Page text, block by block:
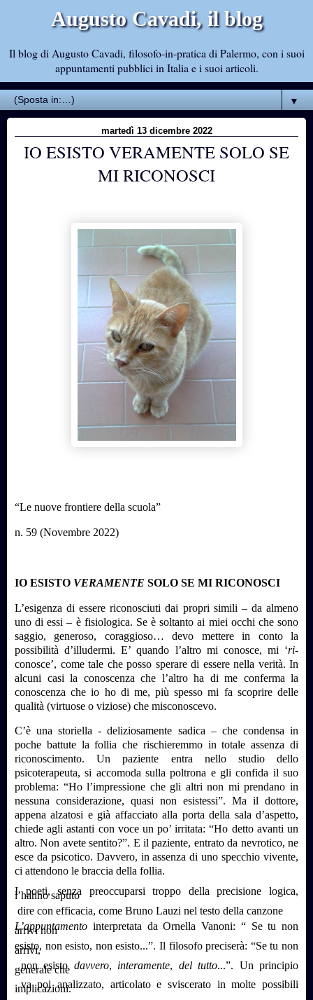
Augusto Cavadi, il blog
Il blog di Augusto Cavadi, filosofo-in-pratica di Palermo, con i suoi
appuntamenti pubblici in Italia e i suoi articoli.
▼
martedì 13 dicembre 2022
IO ESISTO VERAMENTE SOLO SE
MI RICONOSCI
“Le nuove frontiere della scuola”
n. 59 (Novembre 2022)
IO ESISTO VERAMENTE SOLO SE MI RICONOSCI
L’esigenza di essere riconosciuti dai propri simili – da almeno
uno di essi – è fisiologica. Se è soltanto ai miei occhi che sono
saggio, generoso, coraggioso… devo mettere in conto la
possibilità d’illudermi. E’ quando l’altro mi conosce, mi ‘ri-
conosce’, come tale che posso sperare di essere nella verità. In
alcuni casi la conoscenza che l’altro ha di me conferma la
conoscenza che io ho di me, più spesso mi fa scoprire delle
qualità (virtuose o viziose) che misconoscevo.
C’è una storiella - deliziosamente sadica – che condensa in
poche battute la follia che rischieremmo in totale assenza di
riconoscimento. Un paziente entra nello studio dello
psicoterapeuta, si accomoda sulla poltrona e gli confida il suo
problema: “Ho l’impressione che gli altri non mi prendano in
nessuna considerazione, quasi non esistessi”. Ma il dottore,
appena alzatosi e già affacciato alla porta della sala d’aspetto,
chiede agli astanti con voce un po’ irritata: “Ho detto avanti un
altro. Non avete sentito?”. E il paziente, entrato da nevrotico, ne
esce da psicotico. Davvero, in assenza di uno specchio vivente,
ci attendono le braccia della follia.
I poeti, senza preoccuparsi troppo della precisione logica,
l’hanno saputo
dire con efficacia, come Bruno Lauzi nel testo della canzone
L’appuntamento interpretata da Ornella Vanoni: “ Se tu non
arrivi non
esisto, non esisto, non esisto...”. Il filosofo preciserà: “Se tu non
arrivi,
non esisto davvero, interamente, del tutto...”. Un principio
generale che
va poi analizzato, articolato e sviscerato in molte possibili
implicazioni.